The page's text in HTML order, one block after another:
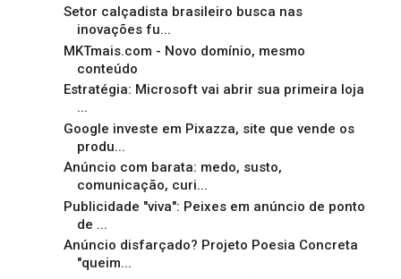
Setor calçadista brasileiro busca nas
inovações fu...
MKTmais.com - Novo domínio, mesmo
conteúdo
Estratégia: Microsoft vai abrir sua primeira loja
...
Google investe em Pixazza, site que vende os
produ...
Anúncio com barata: medo, susto,
comunicação, curi...
Publicidade "viva": Peixes em anúncio de ponto
de ...
Anúncio disfarçado? Projeto Poesia Concreta
"queim...